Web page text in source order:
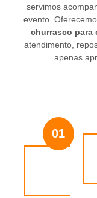
servimos
evento.
churrasco para
atendimento,
apenas
01